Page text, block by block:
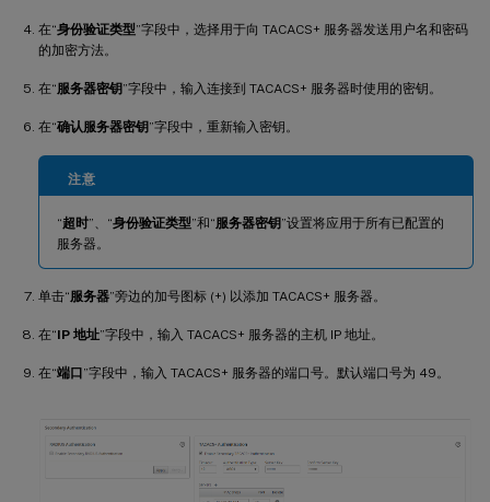
在“身份验证类型”字段中，选择用于向 TACACS+ 服务器发送用户名和密码
的加密方法。
在“服务器密钥”字段中，输入连接到 TACACS+ 服务器时使用的密钥。
在“确认服务器密钥”字段中，重新输入密钥。
注意
“超时”、“身份验证类型”和“服务器密钥”设置将应用于所有已配置的
服务器。
单击“服务器”旁边的加号图标 (+) 以添加 TACACS+ 服务器。
在“IP 地址”字段中，输入 TACACS+ 服务器的主机 IP 地址。
在“端口”字段中，输入 TACACS+ 服务器的端口号。默认端口号为 49。